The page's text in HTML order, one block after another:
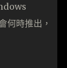
時推出，